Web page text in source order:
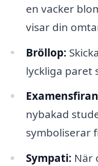
en vacker
visar din
Bröllop:
lyckliga paret
nybakad
symboliserar
Sympati: När